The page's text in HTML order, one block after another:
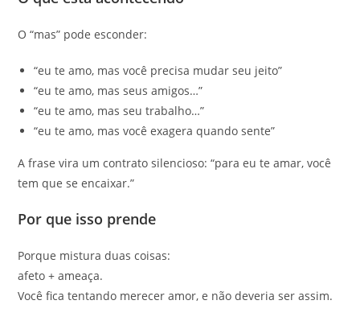
O “mas” pode esconder:
“eu te amo, mas você precisa mudar seu jeito”
“eu te amo, mas seus amigos…”
“eu te amo, mas seu trabalho…”
“eu te amo, mas você exagera quando sente”
A frase vira um contrato silencioso: “para eu te amar, você
tem que se encaixar.”
Por que isso prende
Porque mistura duas coisas:
afeto + ameaça.
Você fica tentando merecer amor, e não deveria ser assim.